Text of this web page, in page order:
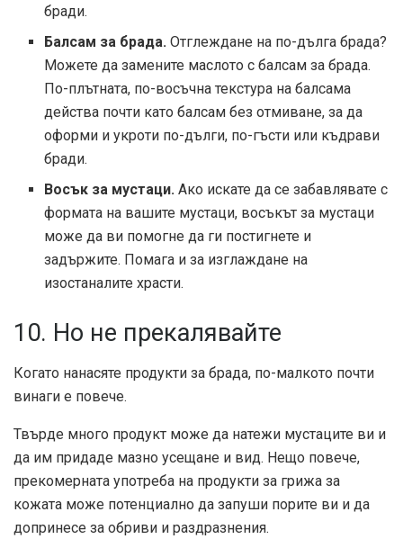
бради.
Балсам за брада. Отглеждане на по-дълга брада?
Можете да замените маслото с балсам за брада.
По-плътната, по-восъчна текстура на балсама
действа почти като балсам без отмиване, за да
оформи и укроти по-дълги, по-гъсти или къдрави
бради.
Восък за мустаци. Ако искате да се забавлявате с
формата на вашите мустаци, восъкът за мустаци
може да ви помогне да ги постигнете и
задържите. Помага и за изглаждане на
изостаналите храсти.
10. Но не прекалявайте
Когато нанасяте продукти за брада, по-малкото почти
винаги е повече.
Твърде много продукт може да натежи мустаците ви и
да им придаде мазно усещане и вид. Нещо повече,
прекомерната употреба на продукти за грижа за
кожата може потенциално да запуши порите ви и да
допринесе за обриви и раздразнения.